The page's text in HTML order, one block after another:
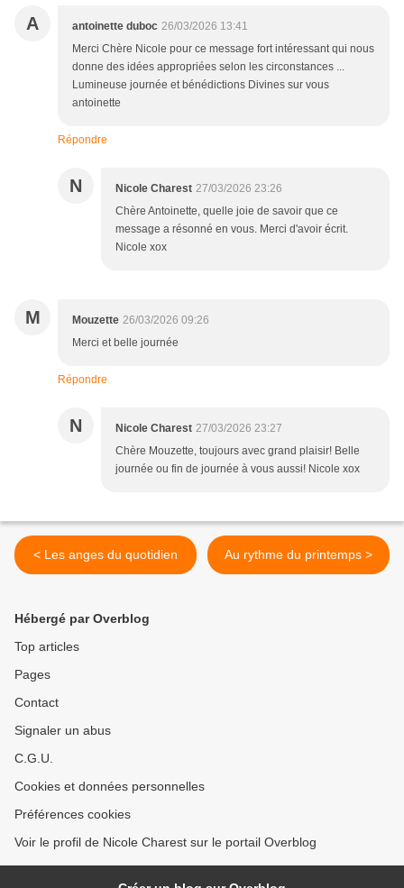
A antoinette duboc 26/03/2026 13:41
Merci Chère Nicole pour ce message fort intéressant qui nous
donne des idées appropriées selon les circonstances ...
Lumineuse journée et bénédictions Divines sur vous
antoinette
Répondre
N Nicole Charest 27/03/2026 23:26
Chère Antoinette, quelle joie de savoir que ce
message a résonné en vous. Merci d'avoir écrit.
Nicole xox
M Mouzette 26/03/2026 09:26
Merci et belle journée
Répondre
N Nicole Charest 27/03/2026 23:27
Chère Mouzette, toujours avec grand plaisir! Belle
journée ou fin de journée à vous aussi! Nicole xox
< Les anges du quotidien Au rythme du printemps >
Hébergé par Overblog
Top articles
Pages
Contact
Signaler un abus
C.G.U.
Cookies et données personnelles
Préférences cookies
Voir le profil de Nicole Charest sur le portail Overblog